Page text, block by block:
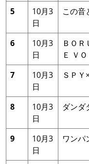
5
10月3
日
この
6
10月3
日
ＢＯ
Ｅ Ｖ
7
10月3
日
ＳＰ
8
10月3
日
ダン
9
10月3
日
ワン